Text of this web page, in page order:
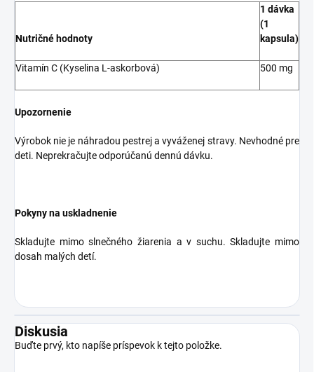
Nutričné hodnoty
1 dávka
(1
kapsula)
Vitamín C (Kyselina L-askorbová) 500 mg
Upozornenie
Výrobok nie je náhradou pestrej a vyváženej stravy. Nevhodné pre
deti. Neprekračujte odporúčanú dennú dávku.
Pokyny na uskladnenie
Skladujte mimo slnečného žiarenia a v suchu. Skladujte mimo
dosah malých detí.
Diskusia
Buďte prvý, kto napíše príspevok k tejto položke.